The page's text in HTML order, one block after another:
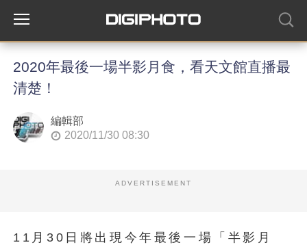
2020年最後一場半影月食，看天文館直播最
清楚！
編輯部
2020/11/30 08:30
ADVERTISEMENT
11月30日將出現今年最後一場「半影月